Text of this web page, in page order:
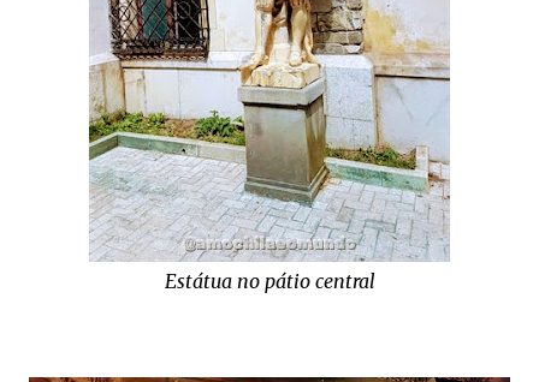
Estátua no pátio central